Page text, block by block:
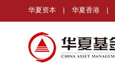
华夏资本 | 华夏香港 |